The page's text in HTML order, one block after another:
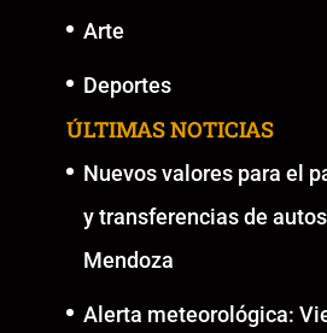
Arte
Deportes
ÚLTIMAS NOTICIAS
Nuevos valores para el
y transferencias de
Mendoza
Alerta meteorológica: